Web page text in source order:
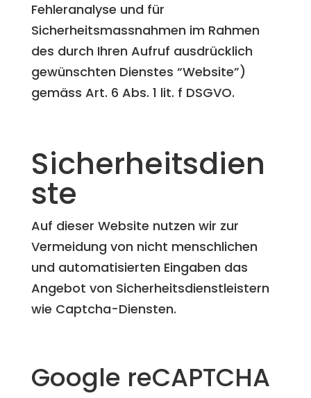
Fehleranalyse und für
Sicherheitsmassnahmen im Rahmen
des durch Ihren Aufruf ausdrücklich
gewünschten Dienstes “Website”)
gemäss Art. 6 Abs. 1 lit. f DSGVO.
Sicherheitsdien
ste
Auf dieser Website nutzen wir zur
Vermeidung von nicht menschlichen
und automatisierten Eingaben das
Angebot von Sicherheitsdienstleistern
wie Captcha-Diensten.
Google reCAPTCHA